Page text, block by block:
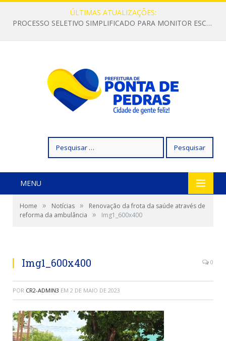
ÚLTIMAS ATUALIZAÇÕES:
PROCESSO SELETIVO SIMPLIFICADO PARA MONITOR ESCOLAR
por:
MENU
Home » Notícias »
Renovação da frota da saúde através de
reforma da ambulância
» Img1_600x400
Img1_600x400 0
POR CR2-ADMIN3 EM 2 DE MAIO DE 2023